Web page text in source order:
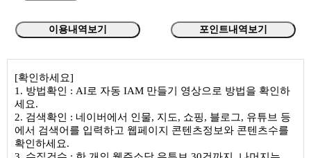
이용내역보기 포인트내역보기
[확인하세요]
1. 방법확인 : AI로 자동 IAM 만들기 영상으로 방법을 확인하
세요.
2. 검색확인 : 네이버에서 인물, 지도, 쇼핑, 블로그, 유튜브 등
에서 검색어를 입력하고 웹페이지 콘텐츠정보와 콘텐츠수를
확인하세요.